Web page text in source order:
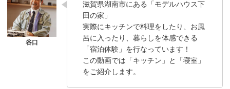
滋賀県湖南市にある「モデルハウス下
田の家」
実際にキッチンで料理をしたり、お風
呂に入ったり、暮らしを体感できる
「宿泊体験」を行なっています！
この動画では「キッチン」と「寝室」
をご紹介します。